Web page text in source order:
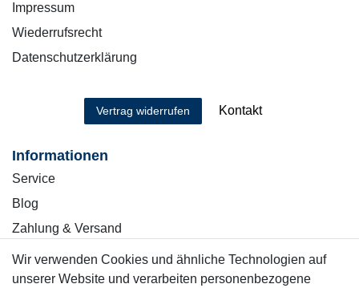
Impressum
Wiederrufsrecht
Datenschutzerklärung
Vertrag widerrufen Kontakt
Informationen
Service
Blog
Zahlung & Versand
Sicher einkaufen
Wir verwenden Cookies und ähnliche Technologien auf
unserer Website und verarbeiten personenbezogene